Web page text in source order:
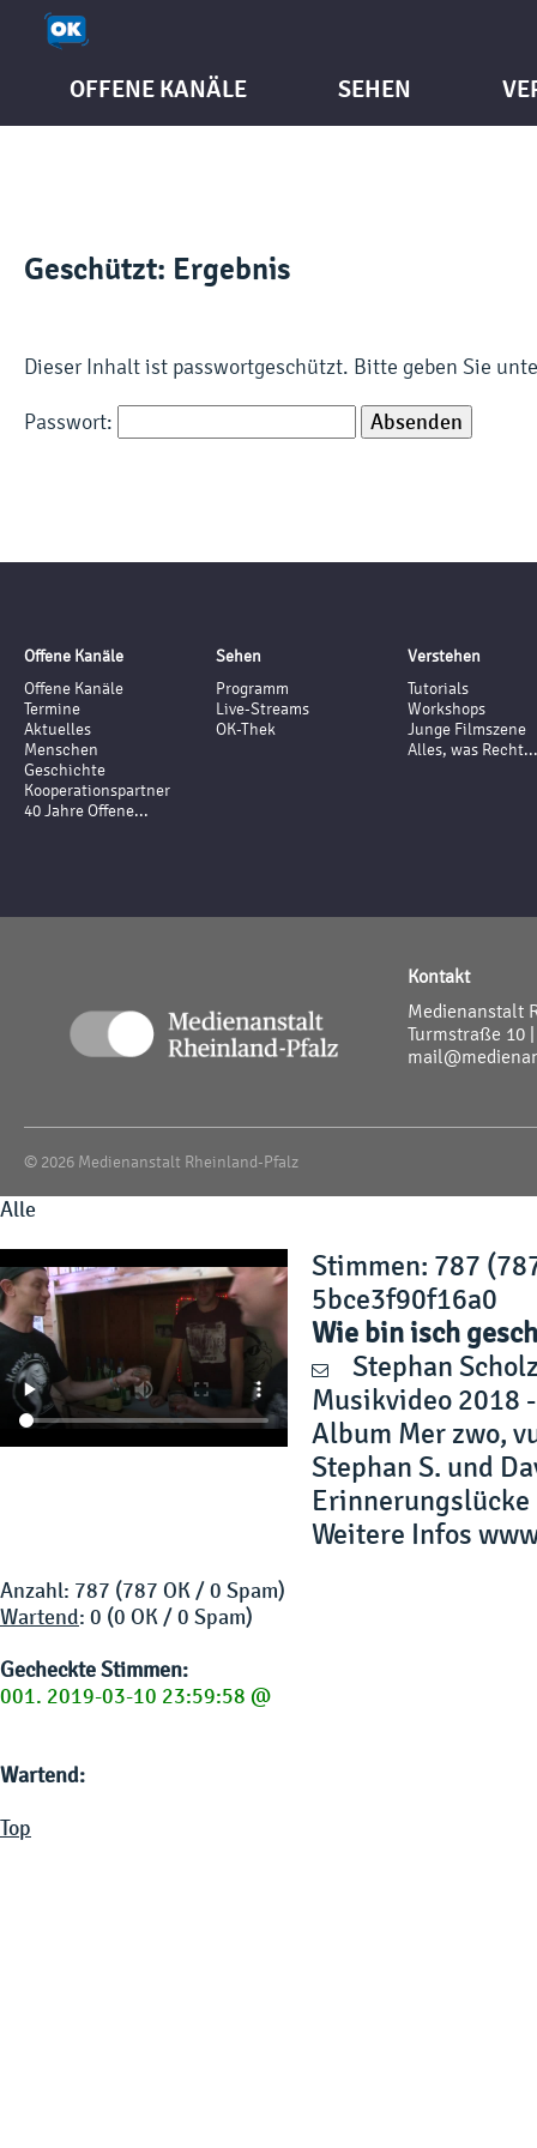
OFFENE KANÄLE SEHEN
Geschützt: Ergebnis
Dieser Inhalt ist passwortgeschützt. Bitte geben Sie
Passwort:
Offene Kanäle
Offene Kanäle
Termine
Aktuelles
Menschen
Geschichte
Kooperationspartner
40 Jahre Offene...
Sehen
Programm
Live-Streams
OK-Thek
Verstehen
Tutorials
Workshops
Junge Filmszene
Alles, was Recht...
Kontakt
Medienanstalt
Turmstraße 10
© 2026 Medienanstalt Rheinland-Pfalz
Alle
Stimmen: 787
5bce3f90f16a0
Wie bin isch
Stephan
Musikvideo 2018
Album Mer zwo,
Stephan S. und
Erinnerungslücke
Weitere Infos
Anzahl: 787 (787 OK / 0 Spam)
Wartend: 0 (0 OK / 0 Spam)
Gecheckte Stimmen:
001. 2019-03-10 23:59:58 @
Wartend:
Top